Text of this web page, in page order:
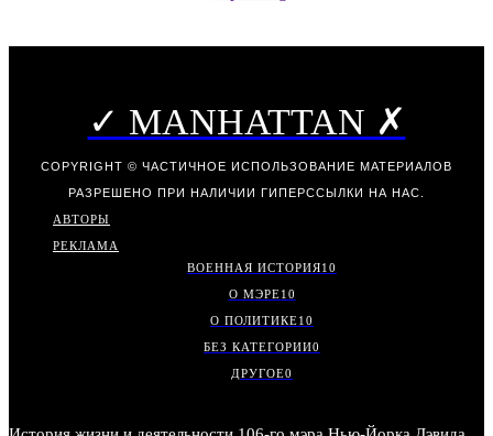
✓ MANHATTAN ✗
COPYRIGHT © ЧАСТИЧНОЕ ИСПОЛЬЗОВАНИЕ МАТЕРИАЛОВ
РАЗРЕШЕНО ПРИ НАЛИЧИИ ГИПЕРССЫЛКИ НА НАС.
АВТОРЫ
РЕКЛАМА
ВОЕННАЯ ИСТОРИЯ10
О МЭРЕ10
О ПОЛИТИКЕ10
БЕЗ КАТЕГОРИИ0
ДРУГОЕ0